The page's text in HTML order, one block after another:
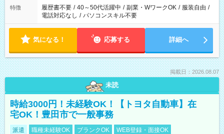
特徴 履歴書不要 / 40～50代活躍中 / 副業・WワークOK / 服装自由 /
電話対応なし / パソコンスキル不要
気になる！ 応募する 詳細へ
掲載日：2026.08.07
未読
時給3000円！未経験OK！【トヨタ自動車】在
宅OK！豊田市で一般事務
派遣 職種未経験OK ブランクOK WEB登録・面接OK